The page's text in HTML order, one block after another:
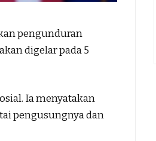
pengunduran
digelar pada 5
Ia menyatakan
pengusungnya dan